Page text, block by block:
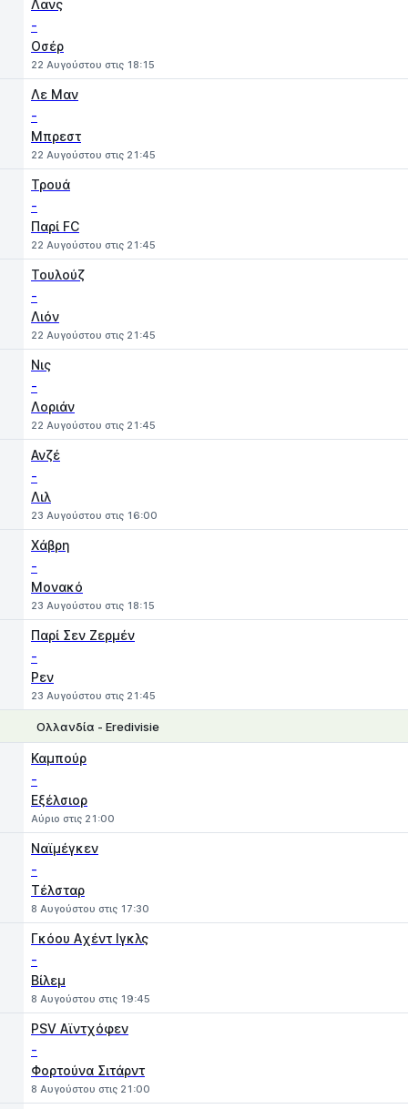
Λανς
-
Οσέρ
22 Αυγούστου στις 18:15
Λε Μαν
-
Μπρεστ
22 Αυγούστου στις 21:45
Τρουά
-
Παρί FC
22 Αυγούστου στις 21:45
Τουλούζ
-
Λιόν
22 Αυγούστου στις 21:45
Νις
-
Λοριάν
22 Αυγούστου στις 21:45
Ανζέ
-
Λιλ
23 Αυγούστου στις 16:00
Χάβρη
-
Μονακό
23 Αυγούστου στις 18:15
Παρί Σεν Ζερμέν
-
Ρεν
23 Αυγούστου στις 21:45
Ολλανδία - Eredivisie
Καμπούρ
-
Εξέλσιορ
Αύριο στις 21:00
Ναϊμέγκεν
-
Τέλσταρ
8 Αυγούστου στις 17:30
Γκόου Aχέντ Ιγκλς
-
Βίλεμ
8 Αυγούστου στις 19:45
PSV Αϊντχόφεν
-
Φορτούνα Σιτάρντ
8 Αυγούστου στις 21:00